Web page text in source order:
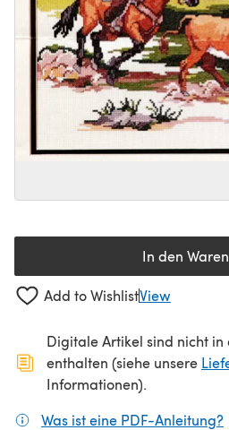
In den
Add to WishlistView
Digitale Artikel sind nicht in
enthalten (siehe unsere
Informationen).
Was ist eine PDF-Anleitung?